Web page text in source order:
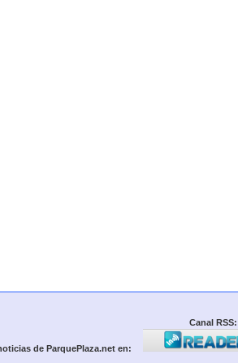
Canal RSS:
de ParquePlaza.net en: